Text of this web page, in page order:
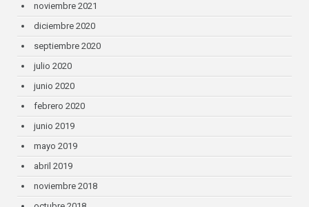
noviembre 2021
diciembre 2020
septiembre 2020
julio 2020
junio 2020
febrero 2020
junio 2019
mayo 2019
abril 2019
noviembre 2018